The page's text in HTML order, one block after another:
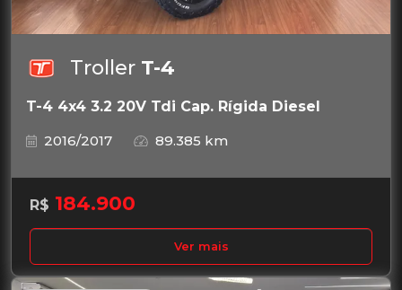
Troller T-4
T-4 4x4 3.2 20V Tdi Cap. Rígida Diesel
2016/2017
89.385 km
R$ 184.900
Ver mais